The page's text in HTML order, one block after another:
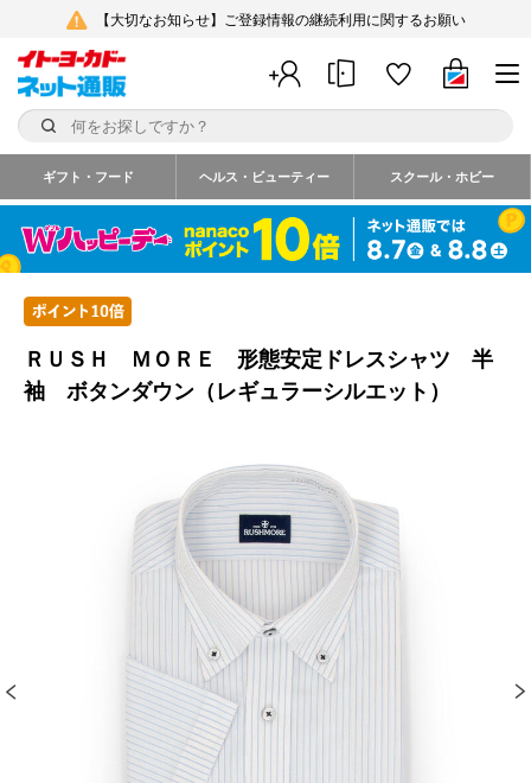
【大切なお知らせ】ご登録情報の継続利用に関するお願い
ギフト・フード ヘルス・ビューティー スクール・ホビー
ＲＵＳＨ ＭＯＲＥ 形態安定ドレスシャツ 半
袖 ボタンダウン（レギュラーシルエット）